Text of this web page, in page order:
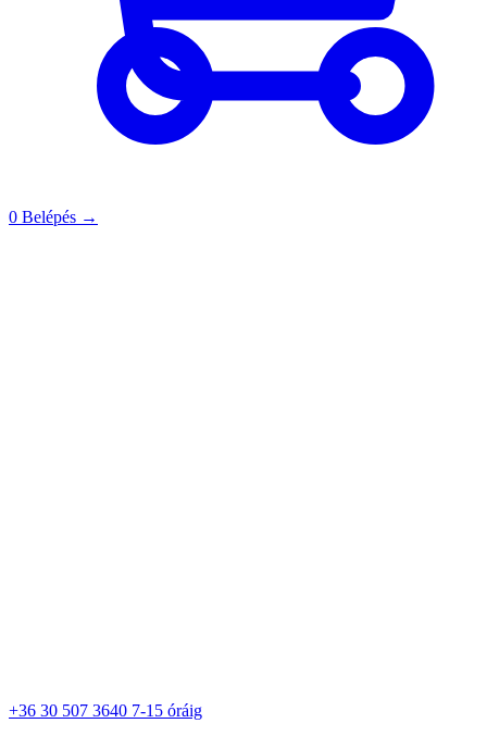
0 Belépés →
+36 30 507 3640 7-15 óráig